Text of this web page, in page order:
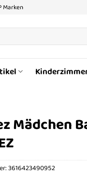
Marken
Mädchen
3616423490952